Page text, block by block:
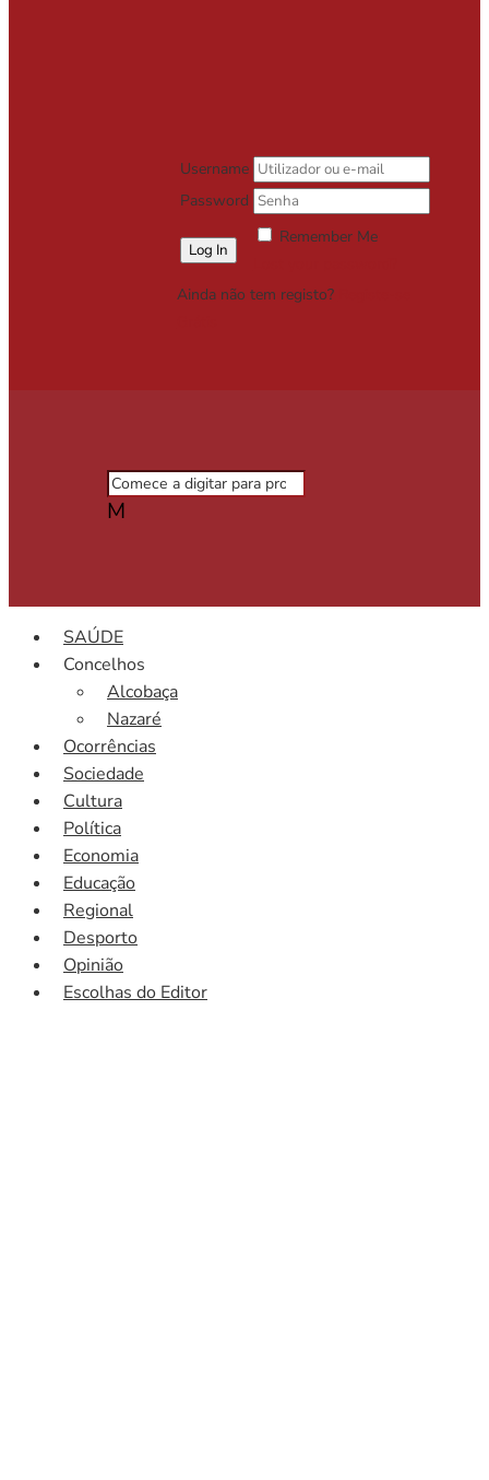
Username
Password
Remember Me
Ainda não tem registo?
M
SAÚDE
Concelhos
Alcobaça
Nazaré
Ocorrências
Sociedade
Cultura
Política
Economia
Educação
Regional
Desporto
Opinião
Escolhas do Editor